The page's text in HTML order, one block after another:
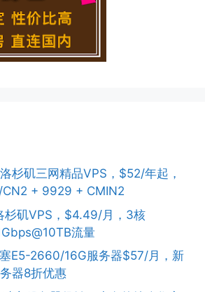
杉矶三网精品VPS，$52/年起，
CN2 + 9929 + CMIN2
杉矶VPS，$4.49/月，3核
流量
E5-2660/16G服务器$57/月，新
器8折优惠